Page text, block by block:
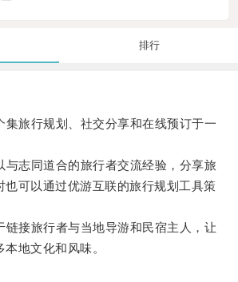
排行
旅行规划、社交分享和在线预订于一
志同道合的旅行者交流经验，分享旅
也可以通过优游互联的旅行规划工具策
接旅行者与当地导游和民宿主人，让
地文化和风味。